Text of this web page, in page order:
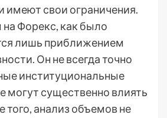
имеют свои ограничения.
Форекс, как было
лишь приближением
Он не всегда точно
институциональные
могут существенно влиять
того, анализ объемов не